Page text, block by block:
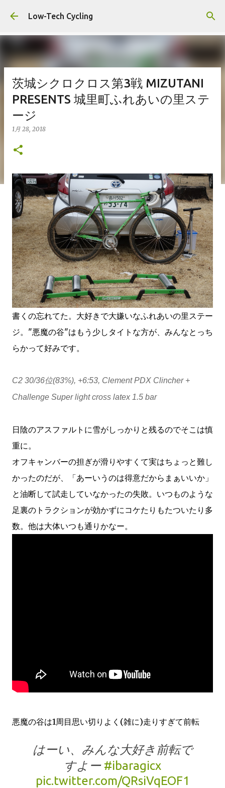
スキップしてメイン コンテンツに移動
Low-Tech Cycling
茨城シクロクロス第3戦 MIZUTANI
PRESENTS 城里町ふれあいの里ステ
ージ
1月 28, 2018
書くの忘れてた。大好きで大嫌いなふれあいの里ステー
ジ。"悪魔の谷"はもう少しタイトな方が、みんなとっち
らかって好みです。
C2 30/36位(83%), +6:53, Clement PDX Clincher +
Challenge Super light cross latex 1.5 bar
日陰のアスファルトに雪がしっかりと残るのでそこは慎
重に。
オフキャンバーの担ぎが滑りやすくて実はちょっと難し
かったのだが、「あーいうのは得意だからまぁいいか」
と油断して試走していなかったの失敗。いつものような
足裏のトラクションが効かずにコケたりもたついたり多
数。他は大体いつも通りかなー。
悪魔の谷は1周目思い切りよく(雑に)走りすぎて前転
はーい、みんな大好き前転で
すよー #ibaragicx
pic.twitter.com/QRsiVqEOF1